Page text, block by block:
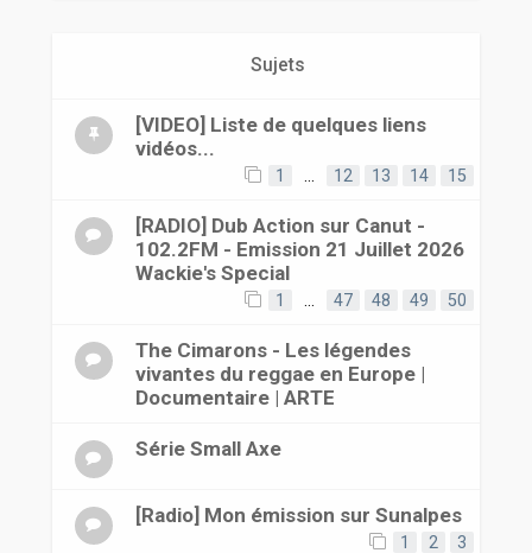
Sujets
[VIDEO] Liste de quelques liens
vidéos...
1 12 13 14 15
[RADIO] Dub Action sur Canut -
102.2FM - Emission 21 Juillet 2026
Wackie's Special
1 47 48 49 50
The Cimarons - Les légendes
vivantes du reggae en Europe |
Documentaire | ARTE
Série Small Axe
[Radio] Mon émission sur Sunalpes
1 2 3